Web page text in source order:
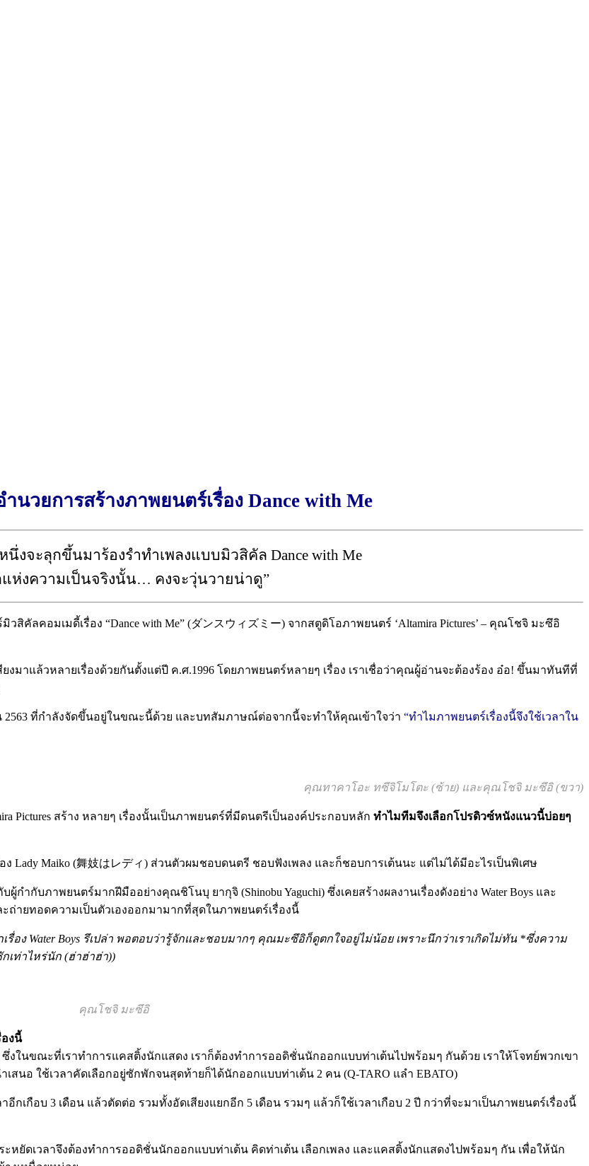
วยการสร้างภาพยนตร์เรื่อง Dance with Me
งจะลุกขึ้นมาร้องรำทำเพลงแบบมิวสิคัล Dance with Me
ห่งความเป็นจริงนั้น… คงจะวุ่นวายน่าดู”
ลคอมเมดี้เรื่อง “Dance with Me” (ダンスウィズミー) จากสตูดิโอภาพยนตร์ ‘Altamira Pictures’ – คุณโชจิ มะซึอิ
าแล้วหลายเรื่องด้วยกันตั้งแต่ปี ค.ศ.1996 โดยภาพยนตร์หลายๆ เรื่อง เราเชื่อว่าคุณผู้อ่านจะต้องร้อง อ๋อ! ขึ้นมาทันทีที่
ที่กำลังจัดขึ้นอยู่ในขณะนี้ด้วย และบทสัมภาษณ์ต่อจากนี้จะทำให้คุณเข้าใจว่า “ทำไมภาพยนตร์เรื่องนี้จึงใช้เวลาใน
คุณทาคาโอะ ทซึจิโมโตะ (ซ้าย) และคุณโชจิ มะซึอิ (ขวา)
Pictures สร้าง หลายๆ เรื่องนั้นเป็นภาพยนตร์ที่มีดนตรีเป็นองค์ประกอบหลัก ทำไมทีมจึงเลือกโปรดิวซ์หนังแนวนี้บ่อยๆ
Lady Maiko (舞妓はレディ) ส่วนตัวผมชอบดนตรี ชอบฟังเพลง และก็ชอบการเต้นนะ แต่ไม่ได้มีอะไรเป็นพิเศษ
ำกับภาพยนตร์มากฝีมืออย่างคุณชิโนบุ ยากุจิ (Shinobu Yaguchi) ซึ่งเคยสร้างผลงานเรื่องดังอย่าง Water Boys และ
ถ่ายทอดความเป็นตัวเองออกมามากที่สุดในภาพยนตร์เรื่องนี้
ง Water Boys รึเปล่า พอตอบว่ารู้จักและชอบมากๆ คุณมะซึอิก็ดูตกใจอยู่ไม่น้อย เพราะนึกว่าเราเกิดไม่ทัน *ซึ่งความ
กเท่าไหร่นัก (ฮ่าฮ่าฮ่า))
คุณโชจิ มะซึอิ
งนี้
งในขณะที่เราทำการแคสติ้งนักแสดง เราก็ต้องทำการออดิชั่นนักออกแบบท่าเต้นไปพร้อมๆ กันด้วย เราให้โจทย์พวกเขา
นอ ใช้เวลาคัดเลือกอยู่ซักพักจนสุดท้ายก็ได้นักออกแบบท่าเต้น 2 คน (Q-TARO แลำ EBATO)
กเกือบ 3 เดือน แล้วตัดต่อ รวมทั้งอัดเสียงแยกอีก 5 เดือน รวมๆ แล้วก็ใช้เวลาเกือบ 2 ปี กว่าที่จะมาเป็นภาพยนตร์เรื่องนี้
หยัดเวลาจึงต้องทำการออดิชั่นนักออกแบบท่าเต้น คิดท่าเต้น เลือกเพลง และแคสติ้งนักแสดงไปพร้อมๆ กัน เพื่อให้นัก